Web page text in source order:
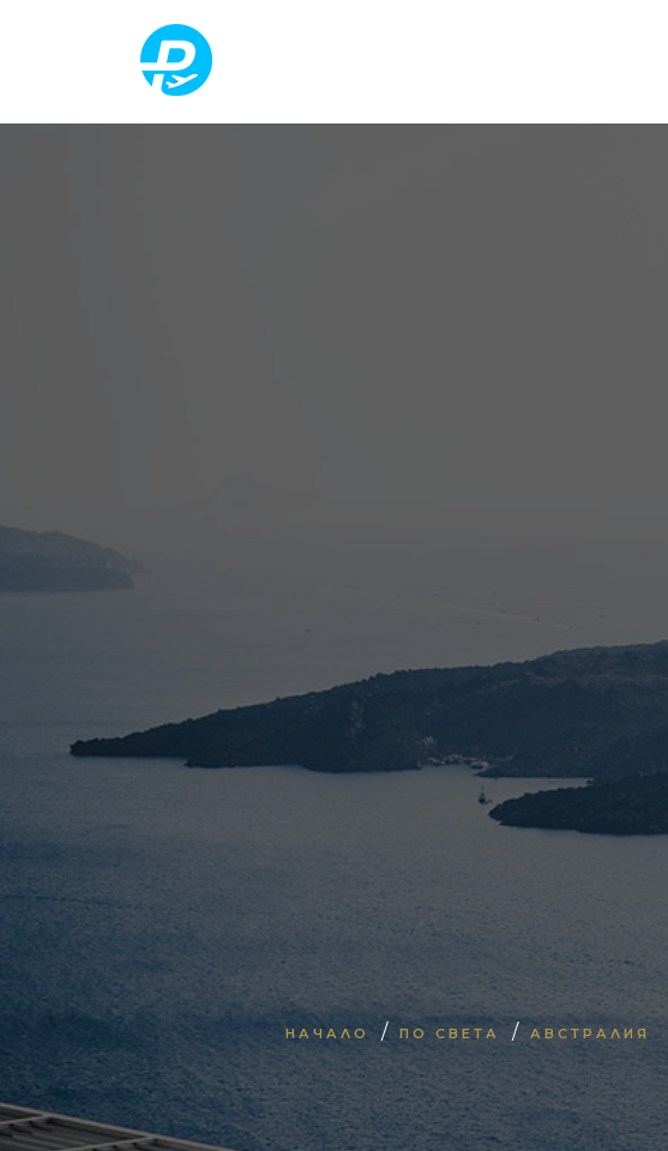
НАЧАЛО / ПО СВЕТА / АВСТРАЛИЯ